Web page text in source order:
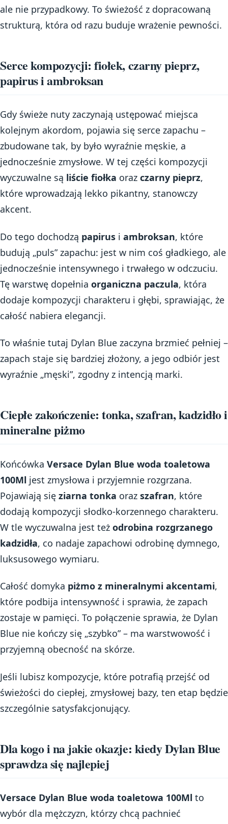
ale nie przypadkowy. To świeżość z dopracowaną
strukturą, która od razu buduje wrażenie pewności.
Serce kompozycji: fiołek, czarny pieprz,
papirus i ambroksan
Gdy świeże nuty zaczynają ustępować miejsca
kolejnym akordom, pojawia się serce zapachu –
zbudowane tak, by było wyraźnie męskie, a
jednocześnie zmysłowe. W tej części kompozycji
wyczuwalne są liście fiołka oraz czarny pieprz,
które wprowadzają lekko pikantny, stanowczy
akcent.
Do tego dochodzą papirus i ambroksan, które
budują „puls” zapachu: jest w nim coś gładkiego, ale
jednocześnie intensywnego i trwałego w odczuciu.
Tę warstwę dopełnia organiczna paczula, która
dodaje kompozycji charakteru i głębi, sprawiając, że
całość nabiera elegancji.
To właśnie tutaj Dylan Blue zaczyna brzmieć pełniej –
zapach staje się bardziej złożony, a jego odbiór jest
wyraźnie „męski”, zgodny z intencją marki.
Ciepłe zakończenie: tonka, szafran, kadzidło i
mineralne piżmo
Końcówka Versace Dylan Blue woda toaletowa
100Ml jest zmysłowa i przyjemnie rozgrzana.
Pojawiają się ziarna tonka oraz szafran, które
dodają kompozycji słodko-korzennego charakteru.
W tle wyczuwalna jest też odrobina rozgrzanego
kadzidła, co nadaje zapachowi odrobinę dymnego,
luksusowego wymiaru.
Całość domyka piżmo z mineralnymi akcentami,
które podbija intensywność i sprawia, że zapach
zostaje w pamięci. To połączenie sprawia, że Dylan
Blue nie kończy się „szybko” – ma warstwowość i
przyjemną obecność na skórze.
Jeśli lubisz kompozycje, które potrafią przejść od
świeżości do ciepłej, zmysłowej bazy, ten etap będzie
szczególnie satysfakcjonujący.
Dla kogo i na jakie okazje: kiedy Dylan Blue
sprawdza się najlepiej
Versace Dylan Blue woda toaletowa 100Ml to
wybór dla mężczyzn, którzy chcą pachnieć